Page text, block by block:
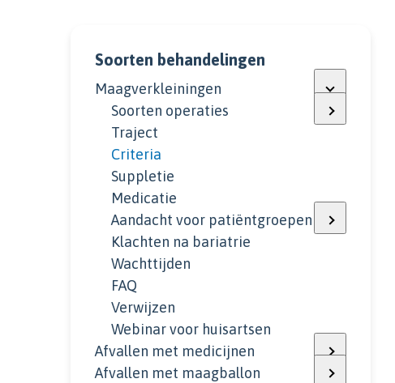
Soorten behandelingen
Maagverkleiningen
Soorten operaties
Traject
Criteria
Suppletie
Medicatie
Aandacht voor patiëntgroepen
Klachten na bariatrie
Wachttijden
FAQ
Verwijzen
Webinar voor huisartsen
Afvallen met medicijnen
Afvallen met maagballon